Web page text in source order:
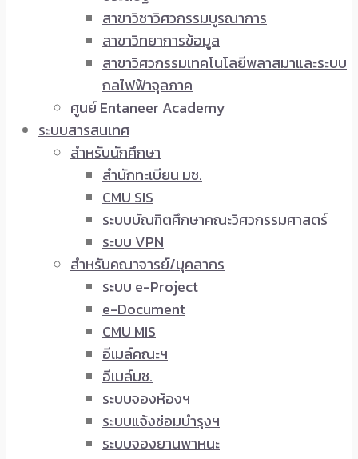
สาขาวิชาวิศวกรรมบูรณาการ
สาขาวิทยาการข้อมูล
สาขาวิศวกรรมเทคโนโลยีพลาสมาและระบบ
กลไฟฟ้าจุลภาค
ศูนย์ Entaneer Academy
ระบบสารสนเทศ
สำหรับนักศึกษา
สำนักทะเบียน มช.
CMU SIS
ระบบบัณฑิตศึกษาคณะวิศวกรรมศาสตร์
ระบบ VPN
สำหรับคณาจารย์/บุคลากร
ระบบ e-Project
e-Document
CMU MIS
อีเมล์คณะฯ
อีเมล์มช.
ระบบจองห้องฯ
ระบบแจ้งซ่อมบำรุงฯ
ระบบจองยานพาหนะ